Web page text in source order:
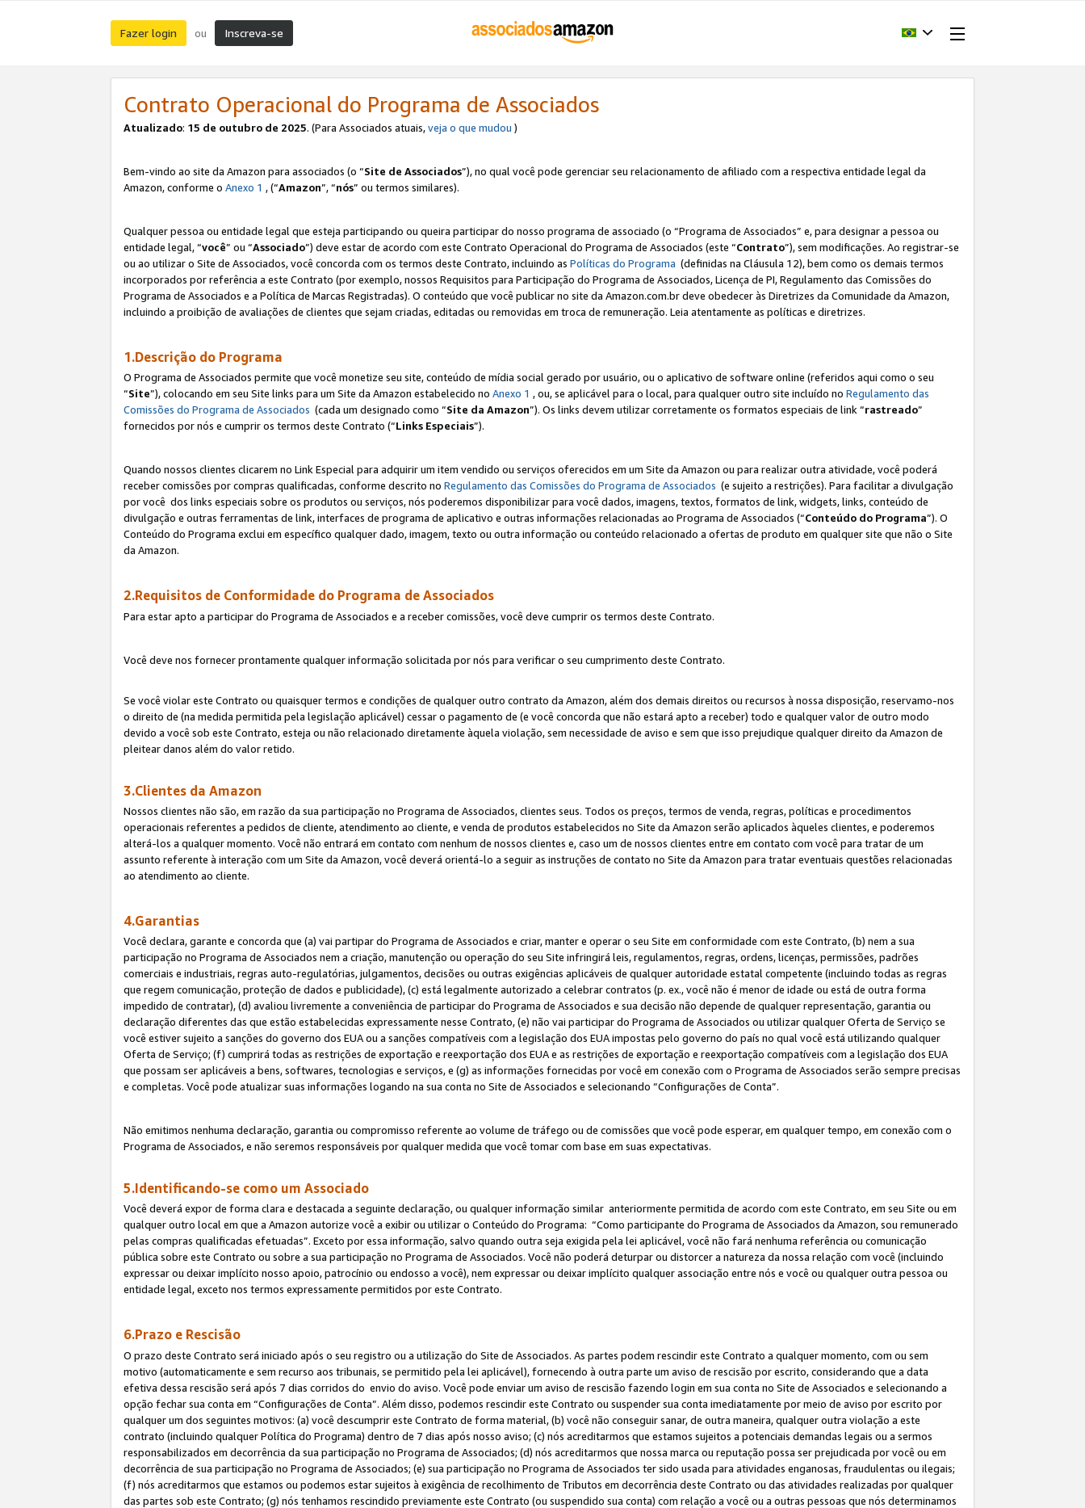
Fazer login ou Inscreva-se
Contrato Operacional do Programa de Associados
Atualizado: 15 de outubro de 2025. (Para Associados atuais,veja o que mudou )
Bem-vindo ao site da Amazon para associados (o “Site de Associados”), no qual você pode gerenciar seu relacionamento de afiliado com a respectiva entidade legal da
Amazon, conforme o Anexo 1 , (“Amazon”, “nós” ou termos similares).
Qualquer pessoa ou entidade legal que esteja participando ou queira participar do nosso programa de associado (o “Programa de Associados” e, para designar a pessoa ou
entidade legal, “você” ou “Associado”) deve estar de acordo com este Contrato Operacional do Programa de Associados (este “Contrato”), sem modificações. Ao registrar-se
ou ao utilizar o Site de Associados, você concorda com os termos deste Contrato, incluindo as Políticas do Programa (definidas na Cláusula 12), bem como os demais termos
incorporados por referência a este Contrato (por exemplo, nossos Requisitos para Participação do Programa de Associados, Licença de PI, Regulamento das Comissões do
Programa de Associados e a Política de Marcas Registradas). O conteúdo que você publicar no site da Amazon.com.br deve obedecer às Diretrizes da Comunidade da Amazon,
incluindo a proibição de avaliações de clientes que sejam criadas, editadas ou removidas em troca de remuneração. Leia atentamente as políticas e diretrizes.
1.Descrição do Programa
O Programa de Associados permite que você monetize seu site, conteúdo de mídia social gerado por usuário, ou o aplicativo de software online (referidos aqui como o seu
“Site”), colocando em seu Site links para um Site da Amazon estabelecido no Anexo 1 , ou, se aplicável para o local, para qualquer outro site incluído no Regulamento das
Comissões do Programa de Associados (cada um designado como “Site da Amazon”). Os links devem utilizar corretamente os formatos especiais de link “rastreado”
fornecidos por nós e cumprir os termos deste Contrato (“Links Especiais”).
Quando nossos clientes clicarem no Link Especial para adquirir um item vendido ou serviços oferecidos em um Site da Amazon ou para realizar outra atividade, você poderá
receber comissões por compras qualificadas, conforme descrito no Regulamento das Comissões do Programa de Associados (e sujeito a restrições). Para facilitar a divulgação
por você dos links especiais sobre os produtos ou serviços, nós poderemos disponibilizar para você dados, imagens, textos, formatos de link, widgets, links, conteúdo de
divulgação e outras ferramentas de link, interfaces de programa de aplicativo e outras informações relacionadas ao Programa de Associados (“Conteúdo do Programa”). O
Conteúdo do Programa exclui em específico qualquer dado, imagem, texto ou outra informação ou conteúdo relacionado a ofertas de produto em qualquer site que não o Site
da Amazon.
2.Requisitos de Conformidade do Programa de Associados
Para estar apto a participar do Programa de Associados e a receber comissões, você deve cumprir os termos deste Contrato.
Você deve nos fornecer prontamente qualquer informação solicitada por nós para verificar o seu cumprimento deste Contrato.
Se você violar este Contrato ou quaisquer termos e condições de qualquer outro contrato da Amazon, além dos demais direitos ou recursos à nossa disposição, reservamo-nos
o direito de (na medida permitida pela legislação aplicável) cessar o pagamento de (e você concorda que não estará apto a receber) todo e qualquer valor de outro modo
devido a você sob este Contrato, esteja ou não relacionado diretamente àquela violação, sem necessidade de aviso e sem que isso prejudique qualquer direito da Amazon de
pleitear danos além do valor retido.
3.Clientes da Amazon
Nossos clientes não são, em razão da sua participação no Programa de Associados, clientes seus. Todos os preços, termos de venda, regras, políticas e procedimentos
operacionais referentes a pedidos de cliente, atendimento ao cliente, e venda de produtos estabelecidos no Site da Amazon serão aplicados àqueles clientes, e poderemos
alterá-los a qualquer momento. Você não entrará em contato com nenhum de nossos clientes e, caso um de nossos clientes entre em contato com você para tratar de um
assunto referente à interação com um Site da Amazon, você deverá orientá-lo a seguir as instruções de contato no Site da Amazon para tratar eventuais questões relacionadas
ao atendimento ao cliente.
4.Garantias
Você declara, garante e concorda que (a) vai partipar do Programa de Associados e criar, manter e operar o seu Site em conformidade com este Contrato, (b) nem a sua
participação no Programa de Associados nem a criação, manutenção ou operação do seu Site infringirá leis, regulamentos, regras, ordens, licenças, permissões, padrões
comerciais e industriais, regras auto-regulatórias, julgamentos, decisões ou outras exigências aplicáveis de qualquer autoridade estatal competente (incluindo todas as regras
que regem comunicação, proteção de dados e publicidade), (c) está legalmente autorizado a celebrar contratos (p. ex., você não é menor de idade ou está de outra forma
impedido de contratar), (d) avaliou livremente a conveniência de participar do Programa de Associados e sua decisão não depende de qualquer representação, garantia ou
declaração diferentes das que estão estabelecidas expressamente nesse Contrato, (e) não vai participar do Programa de Associados ou utilizar qualquer Oferta de Serviço se
você estiver sujeito a sanções do governo dos EUA ou a sanções compatíveis com a legislação dos EUA impostas pelo governo do país no qual você está utilizando qualquer
Oferta de Serviço; (f) cumprirá todas as restrições de exportação e reexportação dos EUA e as restrições de exportação e reexportação compatíveis com a legislação dos EUA
que possam ser aplicáveis a bens, softwares, tecnologias e serviços, e (g) as informações fornecidas por você em conexão com o Programa de Associados serão sempre precisas
e completas. Você pode atualizar suas informações logando na sua conta no Site de Associados e selecionando “Configurações de Conta”.
Não emitimos nenhuma declaração, garantia ou compromisso referente ao volume de tráfego ou de comissões que você pode esperar, em qualquer tempo, em conexão com o
Programa de Associados, e não seremos responsáveis por qualquer medida que você tomar com base em suas expectativas.
5.Identificando-se como um Associado
Você deverá expor de forma clara e destacada a seguinte declaração, ou qualquer informação similar anteriormente permitida de acordo com este Contrato, em seu Site ou em
qualquer outro local em que a Amazon autorize você a exibir ou utilizar o Conteúdo do Programa: “Como participante do Programa de Associados da Amazon, sou remunerado
pelas compras qualificadas efetuadas”. Exceto por essa informação, salvo quando outra seja exigida pela lei aplicável, você não fará nenhuma referência ou comunicação
pública sobre este Contrato ou sobre a sua participação no Programa de Associados. Você não poderá deturpar ou distorcer a natureza da nossa relação com você (incluindo
expressar ou deixar implícito nosso apoio, patrocínio ou endosso a você), nem expressar ou deixar implícito qualquer associação entre nós e você ou qualquer outra pessoa ou
entidade legal, exceto nos termos expressamente permitidos por este Contrato.
6.Prazo e Rescisão
O prazo deste Contrato será iniciado após o seu registro ou a utilização do Site de Associados. As partes podem rescindir este Contrato a qualquer momento, com ou sem
motivo (automaticamente e sem recurso aos tribunais, se permitido pela lei aplicável), fornecendo à outra parte um aviso de rescisão por escrito, considerando que a data
efetiva dessa rescisão será após 7 dias corridos do envio do aviso. Você pode enviar um aviso de rescisão fazendo login em sua conta no Site de Associados e selecionando a
opção fechar sua conta em “Configurações de Conta”. Além disso, podemos rescindir este Contrato ou suspender sua conta imediatamente por meio de aviso por escrito por
qualquer um dos seguintes motivos: (a) você descumprir este Contrato de forma material, (b) você não conseguir sanar, de outra maneira, qualquer outra violação a este
contrato (incluindo qualquer Política do Programa) dentro de 7 dias após nosso aviso; (c) nós acreditarmos que estamos sujeitos a potenciais demandas legais ou a sermos
responsabilizados em decorrência da sua participação no Programa de Associados; (d) nós acreditarmos que nossa marca ou reputação possa ser prejudicada por você ou em
decorrência de sua participação no Programa de Associados; (e) sua participação no Programa de Associados ter sido usada para atividades enganosas, fraudulentas ou ilegais;
(f) nós acreditarmos que estamos ou podemos estar sujeitos à exigência de recolhimento de Tributos em decorrência deste Contrato ou das atividades realizadas por qualquer
das partes sob este Contrato; (g) nós tenhamos rescindido previamente este Contrato (ou suspendido sua conta) com relação a você ou a outras pessoas que nós determinamos